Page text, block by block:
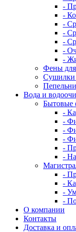
-
-
-
-
-
-
-
Фены
Сушилки
Вода и
Бытовые
-
-
-
-
-
-
-
-
-
-
О компании
Контакты
Доставка и